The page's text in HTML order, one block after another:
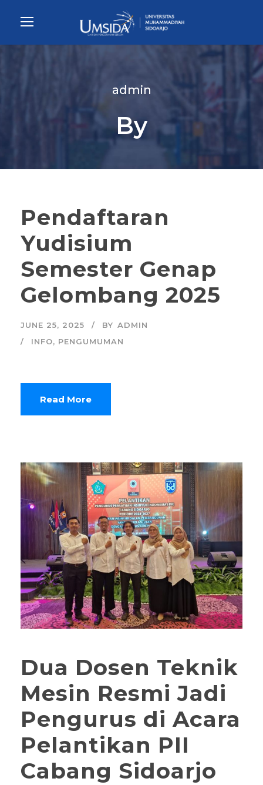
admin
By
Pendaftaran
Yudisium
Semester Genap
Gelombang 2025
JUNE 25, 2025 BY ADMIN
INFO, PENGUMUMAN
Read More
Dua Dosen Teknik
Mesin Resmi Jadi
Pengurus di Acara
Pelantikan PII
Cabang Sidoarjo